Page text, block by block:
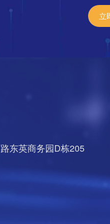
立
东英商务园D栋205